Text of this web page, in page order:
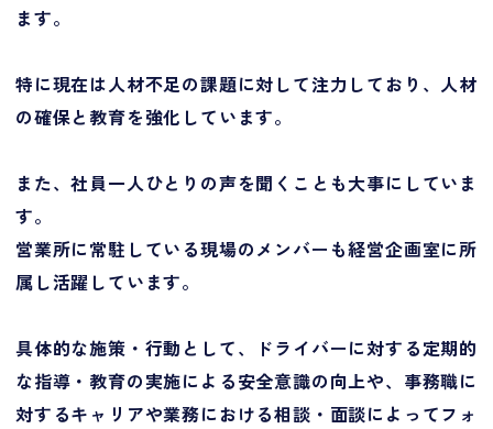
ます。
特に現在は人材不足の課題に対して注力しており、人材
の確保と教育を強化しています。
また、社員一人ひとりの声を聞くことも大事にしていま
す。
営業所に常駐している現場のメンバーも経営企画室に所
属し活躍しています。
具体的な施策・行動として、ドライバーに対する定期的
な指導・教育の実施による安全意識の向上や、事務職に
対するキャリアや業務における相談・面談によってフォ